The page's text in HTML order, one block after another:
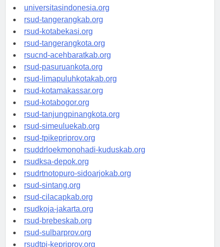
universitassamarinda.id
universitasindonesia.org
rsud-tangerangkab.org
rsud-kotabekasi.org
rsud-tangerangkota.org
rsucnd-acehbaratkab.org
rsud-pasuruankota.org
rsud-limapuluhkotakab.org
rsud-kotamakassar.org
rsud-kotabogor.org
rsud-tanjungpinangkota.org
rsud-simeuluekab.org
rsud-tpikepriprov.org
rsuddrloekmonohadi-kuduskab.org
rsudksa-depok.org
rsudrtnotopuro-sidoarjokab.org
rsud-sintang.org
rsud-cilacapkab.org
rsudkoja-jakarta.org
rsud-brebeskab.org
rsud-sulbarprov.org